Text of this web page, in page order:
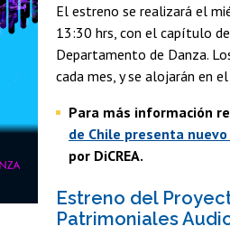
El estreno se realizará el
13:30 hrs, con el capítulo
Departamento de Danza.
cada mes, y se alojarán en
Para más información
de Chile presenta
por DiCREA.
Estreno del
Patrimoniales